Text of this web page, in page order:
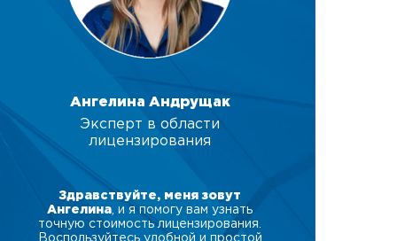
Ангелина Андрущак
Эксперт в области
лицензирования
Здравствуйте, меня зовут
Ангелина , и я помогу вам узнать
точную стоимость лицензирования.
Воспользуйтесь удобной и простой